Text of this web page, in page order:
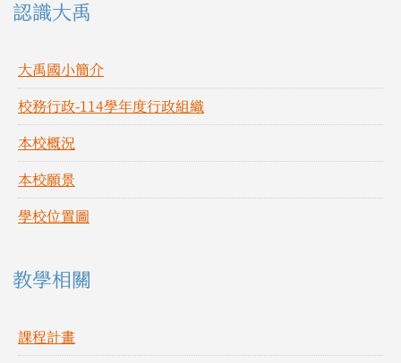
左邊區域內容
認識大禹
大禹國小簡介
校務行政-114學年度行政組織
本校概況
本校願景
學校位置圖
教學相關
課程計畫